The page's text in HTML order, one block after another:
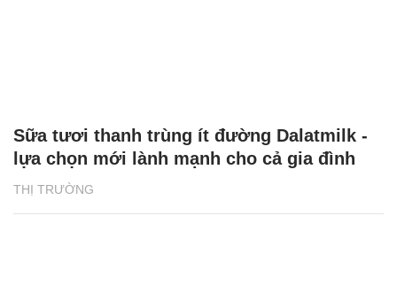
THỊ TRƯỜNG
Sữa tươi thanh trùng ít đường Dalatmilk -
lựa chọn mới lành mạnh cho cả gia đình